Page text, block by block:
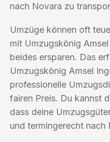
nach Novara zu
Umzüge können oft
mit Umzugskönig
beides ersparen. Das
Umzugskönig Amsel
professionelle
fairen Preis. Du kannst
dass deine
und termingerecht nach